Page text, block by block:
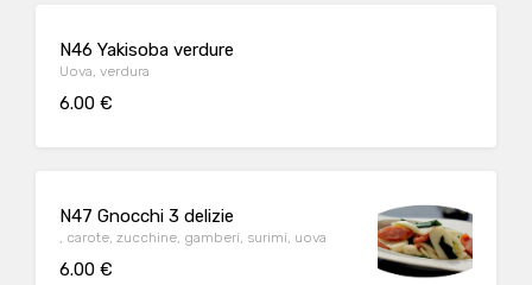
N46 Yakisoba verdure
Uova, verdura
6.00 €
N47 Gnocchi 3 delizie
, carote, zucchine, gamberi, surimi, uova
6.00 €